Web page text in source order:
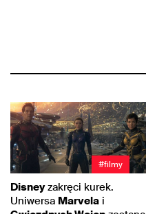
#filmy
Disneyzakręci kurek.
Uniwersa Marvela i